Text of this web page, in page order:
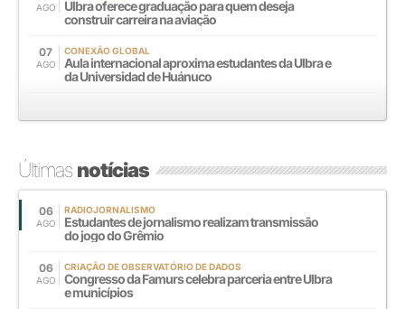
AGO
Ulbra oferece graduação para quem deseja
construir carreira na aviação
07
AGO
CONEXÃO GLOBAL
Aula internacional aproxima estudantes da Ulbra e
da Universidad de Huánuco
Últimasnotícias
06
AGO
RADIOJORNALISMO
Estudantes de jornalismo realizam transmissão
do jogo do Grêmio
06
AGO
CRIAÇÃO DE OBSERVATÓRIO DE DADOS
Congresso da Famurs celebra parceria entre Ulbra
e municípios